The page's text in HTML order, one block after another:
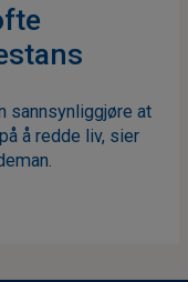
sannsynliggjøre at
å redde liv, sier